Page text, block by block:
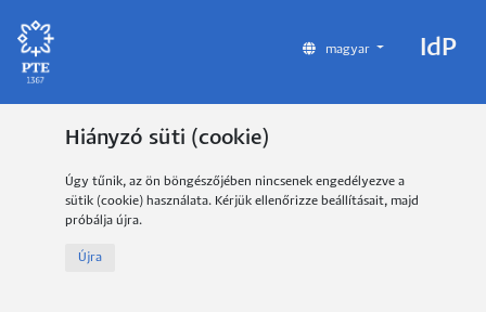
magyar IdP
Hiányzó süti (cookie)
Úgy tűnik, az ön böngészőjében nincsenek engedélyezve a
sütik (cookie) használata. Kérjük ellenőrizze beállításait, majd
próbálja újra.
Újra